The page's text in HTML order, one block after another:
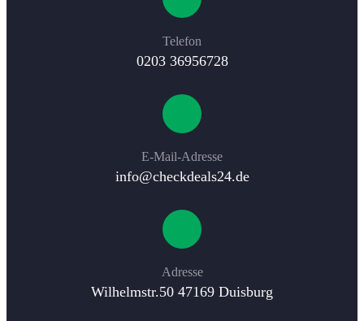
Telefon
0203 36956728
E-Mail-Adresse​
info@checkdeals24.de
Adresse
Wilhelmstr.50 47169 Duisburg